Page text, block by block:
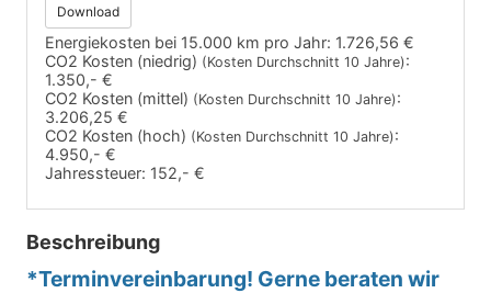
Download
Energiekosten bei 15.000 km pro Jahr: 1.726,56 €
CO2 Kosten (niedrig) (Kosten Durchschnitt 10 Jahre):
1.350,- €
CO2 Kosten (mittel) (Kosten Durchschnitt 10 Jahre):
3.206,25 €
CO2 Kosten (hoch) (Kosten Durchschnitt 10 Jahre):
4.950,- €
Jahressteuer: 152,- €
Beschreibung
*Terminvereinbarung! Gerne beraten wir